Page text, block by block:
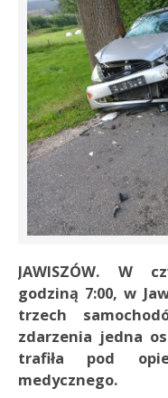
JAWISZÓW. W
godziną 7:00, w
trzech
zdarzenia jedna
trafiła pod
medycznego.